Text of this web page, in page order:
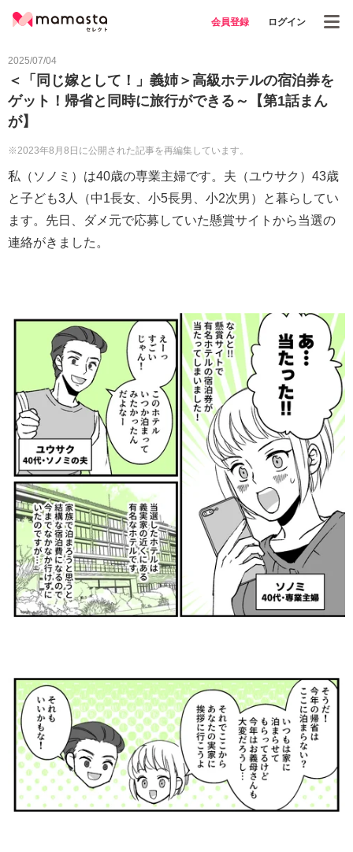
会員登録 ログイン
2025/07/04
＜「同じ嫁として！」義姉＞高級ホテルの宿泊券を
ゲット！帰省と同時に旅行ができる～【第1話まん
が】
※2023年8月8日に公開された記事を再編集しています。
私（ソノミ）は40歳の専業主婦です。夫（ユウサク）43歳
と子ども3人（中1長女、小5長男、小2次男）と暮らしてい
ます。先日、ダメ元で応募していた懸賞サイトから当選の
連絡がきました。